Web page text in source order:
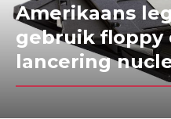
Amerikaans
gebruik floppy
lancering